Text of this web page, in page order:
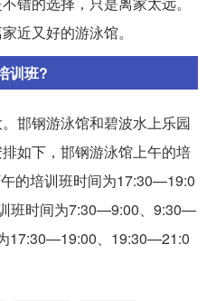
近又好的游泳馆。
训班?
邯钢游泳馆和碧波水上乐园
如下，邯钢游泳馆上午的培
的培训班时间为17:30—19:0
班时间为7:30—9:00、9:30—
17:30—19:00、19:30—21:0